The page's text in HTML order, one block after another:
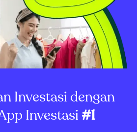
Investasi dengan
Investasi#1